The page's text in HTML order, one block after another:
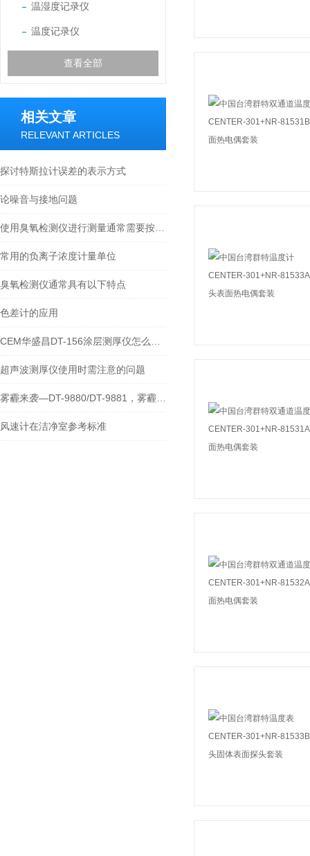
温湿度记录仪
温度记录仪
查看全部
相关文章
RELEVANT ARTICLES
探讨特斯拉计误差的表示方式
论噪音与接地问题
常用的负离子浓度计量单位
臭氧检测仪通常具有以下特点
色差计的应用
超声波测厚仪使用时需注意的问题
风速计在洁净室参考标准